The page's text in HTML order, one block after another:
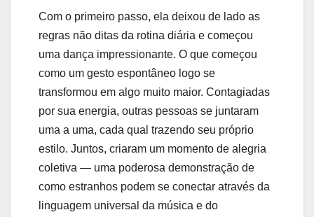
Com o primeiro passo, ela deixou de lado as
regras não ditas da rotina diária e começou
uma dança impressionante. O que começou
como um gesto espontâneo logo se
transformou em algo muito maior. Contagiadas
por sua energia, outras pessoas se juntaram
uma a uma, cada qual trazendo seu próprio
estilo. Juntos, criaram um momento de alegria
coletiva — uma poderosa demonstração de
como estranhos podem se conectar através da
linguagem universal da música e do